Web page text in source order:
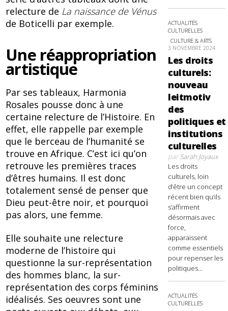
relecture de La naissance de Vénus
de Boticelli par exemple.
Une réappropriation
artistique
Par ses tableaux, Harmonia
Rosales pousse donc à une
certaine relecture de l’Histoire. En
effet, elle rappelle par exemple
que le berceau de l’humanité se
trouve en Afrique. C’est ici qu’on
retrouve les premières traces
d’êtres humains. Il est donc
totalement sensé de penser que
Dieu peut-être noir, et pourquoi
pas alors, une femme.
Elle souhaite une relecture
moderne de l’histoire qui
questionne la sur-représentation
des hommes blanc, la sur-
représentation des corps féminins
idéalisés. Ses oeuvres sont une
ACTUALITÉS
CULTURELLES
CULTURE & ARTS
3 NOVEMBRE 2024
Les droits
culturels:
nouveau
leitmotiv
des
politiques et
institutions
culturelles
parSarah Joyaux
Les droits
culturels, loin
d’être un concept
récent bien qu’ils
s’affirment
désormais avec
force,
apparaissent
comme essentiels
pour repenser les
politiques...
ACTUALITÉS
CULTURELLES